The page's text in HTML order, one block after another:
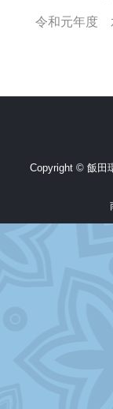
令和元年度
Copyright © 飯田